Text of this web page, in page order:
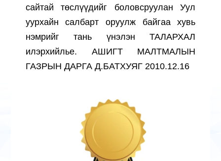
сайтай төслүүдийг боловсруулан Уул
уурхайн салбарт оруулж байгаа хувь
нэмрийг тань үнэлэн ТАЛАРХАЛ
илэрхийлье. АШИГТ МАЛТМАЛЫН
ГАЗРЫН ДАРГА Д.БАТХУЯГ 2010.12.16